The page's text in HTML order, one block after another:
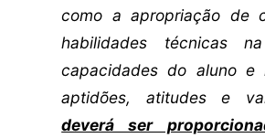
como a apropriação de
habilidades técnicas
capacidades do aluno e
aptidões, atitudes e
deverá ser